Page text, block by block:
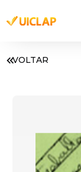
VOLTAR